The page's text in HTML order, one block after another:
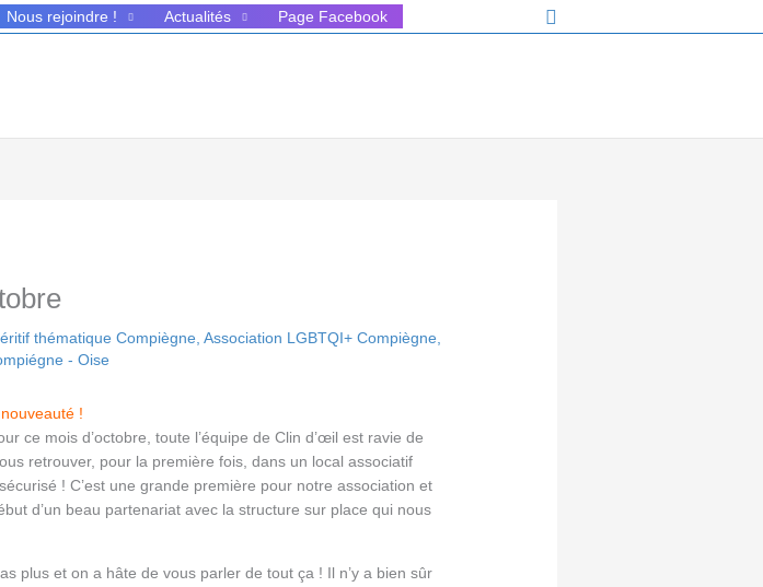
Nous rejoindre ! Actualités Page Facebook Rechercher
thématique Compiègne ,Association LGBTQI+ Compiègne
- Oise
!
ce mois d’octobre, toute l’équipe de Clin d’œil est ravie de
retrouver, pour la première fois, dans un local associatif
! C’est une grande première pour notre association et
d’un beau partenariat avec la structure sur place qui nous
plus et on a hâte de vous parler de tout ça ! Il n’y a bien sûr